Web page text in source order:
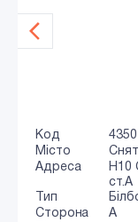
Код
Місто
Адреса
Н10
ст.А
Тип
Сторона
A